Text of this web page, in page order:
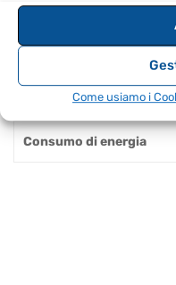
Come usiamo i
SPECIFICHE TECNICHE
Alimentatore (in
Consumo di energia